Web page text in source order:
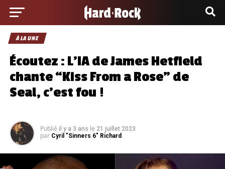
À LA UNE
Écoutez : L’IA de James Hetfield
chante “Kiss From a Rose” de
Seal, c’est fou !
Publié il y a 3 ans le 21 juillet 2023
par Cyril "Sinners 6" Richard